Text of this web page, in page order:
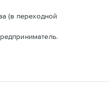
(в переходной